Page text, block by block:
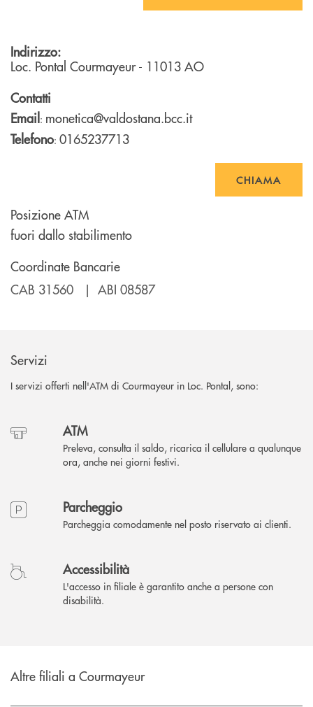
Indirizzo:
Loc. Pontal Courmayeur- 11013 AO
Contatti
Email: monetica@valdostana.bcc.it
Telefono: 0165237713
CHIAMA
Posizione ATM
fuori dallo stabilimento
Coordinate Bancarie
CAB 31560 | ABI 08587
Servizi
I servizi offerti nell'ATM di Courmayeur in Loc. Pontal, sono:
ATM
Preleva, consulta il saldo, ricarica il cellulare a qualunque
ora, anche nei giorni festivi.
Parcheggio
Parcheggia comodamente nel posto riservato ai clienti.
Accessibilità
L'accesso in filiale è garantito anche a persone con
disabilità.
Altre filiali a Courmayeur